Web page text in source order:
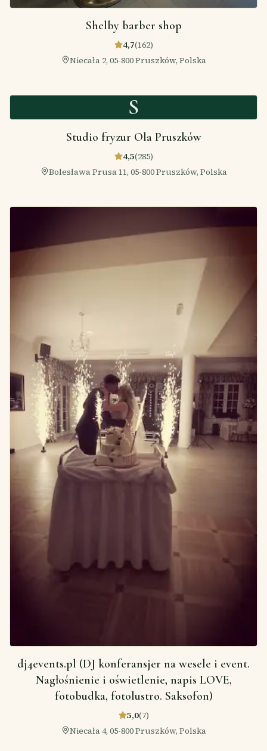
Shelby barber shop
4,7(162)
Niecała 2, 05-800 Pruszków, Polska
S
Studio fryzur Ola Pruszków
4,5(285)
Bolesława Prusa 11, 05-800 Pruszków, Polska
dj4events.pl (DJ konferansjer na wesele i event.
Nagłośnienie i oświetlenie, napis LOVE,
fotobudka, fotolustro. Saksofon)
5,0(7)
Niecała 4, 05-800 Pruszków, Polska